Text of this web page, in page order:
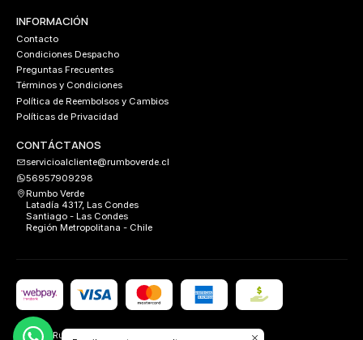
INFORMACIÓN
Contacto
Condiciones Despacho
Preguntas Frecuentes
Términos y Condiciones
Política de Reembolsos y Cambios
Políticas de Privacidad
CONTÁCTANOS
servicioalcliente@rumboverde.cl
56957909298
Rumbo Verde
Latadía 4317, Las Condes
Santiago - Las Condes
Región Metropolitana - Chile
2026 Rumbo Verde.